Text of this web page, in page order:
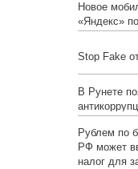
Новое
«Яндекс»
Stop Fake
В Рунете
Рублем по
РФ может
налог для